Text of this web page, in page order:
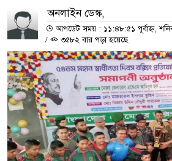
অনলাইন ডেস্ক,
আপডেট সময় : ১১:৪৮:৫১ পূর্বাহ্ন,
/
৩৫৮২ বার পড়া হয়েছে